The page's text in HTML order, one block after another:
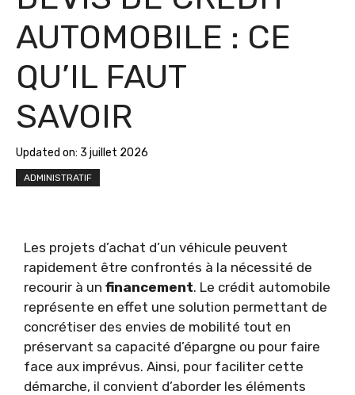
AUTOMOBILE : CE
QU’IL FAUT
SAVOIR
Updated on: 3 juillet 2026
ADMINISTRATIF
Les projets d’achat d’un véhicule peuvent
rapidement être confrontés à la nécessité de
recourir à un financement. Le crédit automobile
représente en effet une solution permettant de
concrétiser des envies de mobilité tout en
préservant sa capacité d’épargne ou pour faire
face aux imprévus. Ainsi, pour faciliter cette
démarche, il convient d’aborder les éléments